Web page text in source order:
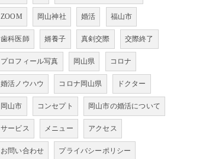
ZOOM 岡山神社 婚活 福山市
歯科医師 婿養子 真剣交際 交際終了
プロフィール写真 岡山県 コロナ
婚活ノウハウ コロナ岡山県 ドクター
岡山市 コンセプト 岡山市の婚活について
サービス メニュー アクセス
お問い合わせ プライバシーポリシー